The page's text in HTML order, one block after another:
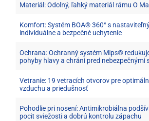
Materiál: Odolný, ľahký materiál rámu O
Komfort: Systém BOA® 360° s
individuálne a bezpečné uchytenie
Ochrana: Ochranný systém Mips®
pohyby hlavy a chráni pred nebezpečnými
Vetranie: 19 vetracích otvorov pre
vzduchu a priedušnosť
Pohodlie pri nosení: Antimikrobiálna
pocit sviežosti a dobrú kontrolu zápachu